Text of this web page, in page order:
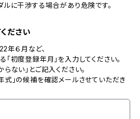
ルに干渉する場合があり危険です。
ださい
年６月など、
初度登録年月」を入力してください。
ない」とご記入ください。
式」の候補を確認メールさせていただき